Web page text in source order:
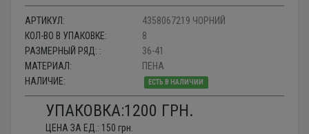
АРТИКУЛ:
4358067219 ЧОРНИЙ
КОЛ-ВО В УПАКОВКЕ:
8
РАЗМЕРНЫЙ РЯД: :
36-41
МАТЕРИАЛ:
ПЕНА
НАЛИЧИЕ:
ЕСТЬ В НАЛИЧИИ
УПАКОВКА:1200 ГРН.
ЦЕНА ЗА ЕД.: 150 грн.